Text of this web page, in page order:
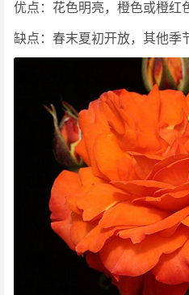
优点：花色明亮，橙色或橙红
缺点：春末夏初开放，其他季